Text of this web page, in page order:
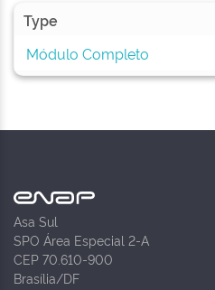
Type
Módulo Completo
Asa Sul
SPO Área Especial 2-A
CEP 70.610-900
Brasília/DF